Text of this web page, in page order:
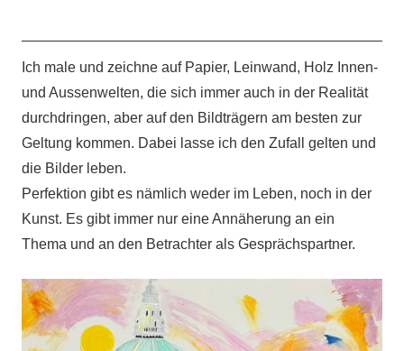
Ich male und zeichne auf Papier, Leinwand, Holz Innen-
und Aussenwelten, die sich immer auch in der Realität
durchdringen, aber auf den Bildträgern am besten zur
Geltung kommen. Dabei lasse ich den Zufall gelten und
die Bilder leben.
Perfektion gibt es nämlich weder im Leben, noch in der
Kunst. Es gibt immer nur eine Annäherung an ein
Thema und an den Betrachter als Gesprächspartner.